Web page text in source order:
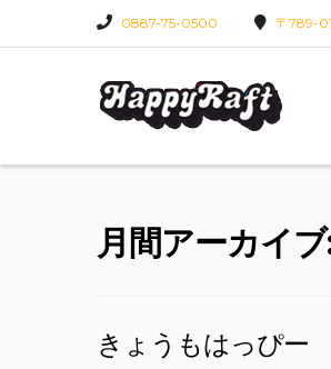
0887-75-0500 〒789-
月間アーカイ
きょうもはっぴー